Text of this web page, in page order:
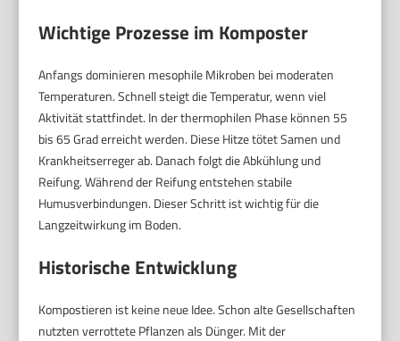
Wichtige Prozesse im Komposter
Anfangs dominieren mesophile Mikroben bei moderaten
Temperaturen. Schnell steigt die Temperatur, wenn viel
Aktivität stattfindet. In der thermophilen Phase können 55
bis 65 Grad erreicht werden. Diese Hitze tötet Samen und
Krankheitserreger ab. Danach folgt die Abkühlung und
Reifung. Während der Reifung entstehen stabile
Humusverbindungen. Dieser Schritt ist wichtig für die
Langzeitwirkung im Boden.
Historische Entwicklung
Kompostieren ist keine neue Idee. Schon alte Gesellschaften
nutzten verrottete Pflanzen als Dünger. Mit der